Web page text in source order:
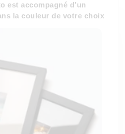
est accompagné d’un
la couleur de votre choix